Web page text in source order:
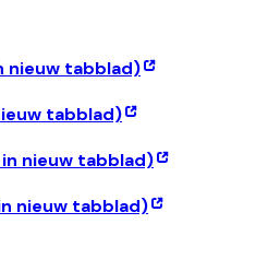
nieuw tabblad)
tabblad)
nieuw tabblad)
nieuw tabblad)